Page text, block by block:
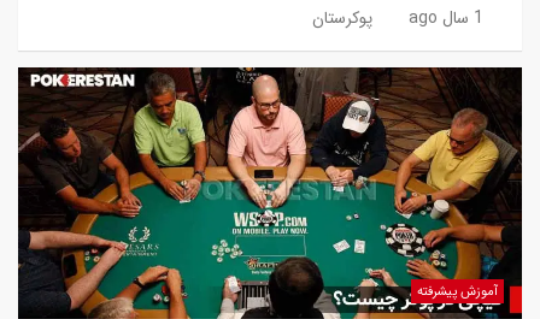
1 سال ago پوکرستان
آموزش پیشرفته